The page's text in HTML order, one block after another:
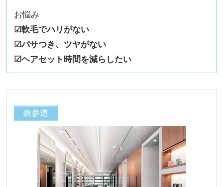
お悩み
☑︎軟毛でハリがない
☑︎パサつき、ツヤがない
☑︎ヘアセット時間を減らしたい
表参道